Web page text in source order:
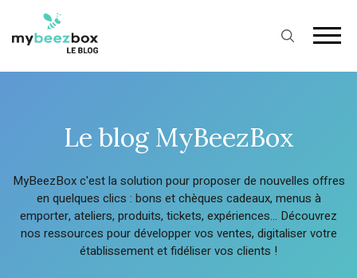
Le blog MyBeezBox
MyBeezBox c'est la solution pour proposer de nouvelles offres
en quelques clics : bons et chèques cadeaux, menus à
emporter, ateliers, produits, tickets, expériences… Découvrez
nos ressources pour développer vos ventes, digitaliser votre
établissement et fidéliser vos clients !